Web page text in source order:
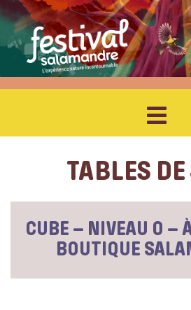
TABLES
CUBE – NIVEAU 0 –
BOUTIQUE